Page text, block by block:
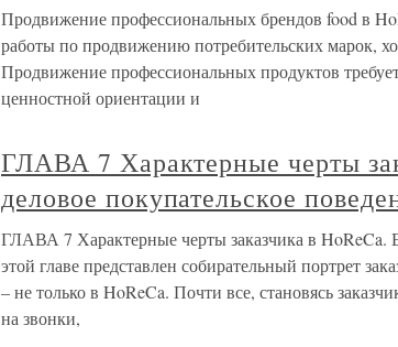
Продвижение профессиональных брендов food в
работы по продвижению потребительских марок,
Продвижение профессиональных продуктов
ценностной ориентации и
ГЛАВА 7 Характерные черты
деловое покупательское
ГЛАВА 7 Характерные черты заказчика в HoReCa.
этой главе представлен собирательный портрет
– не только в HoReCa. Почти все, становясь
на звонки,